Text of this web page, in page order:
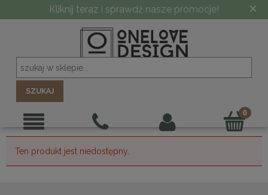
Kliknij teraz i sprawdź nasze promocje! ×
SZUKAJ
Ten produkt jest niedostępny.